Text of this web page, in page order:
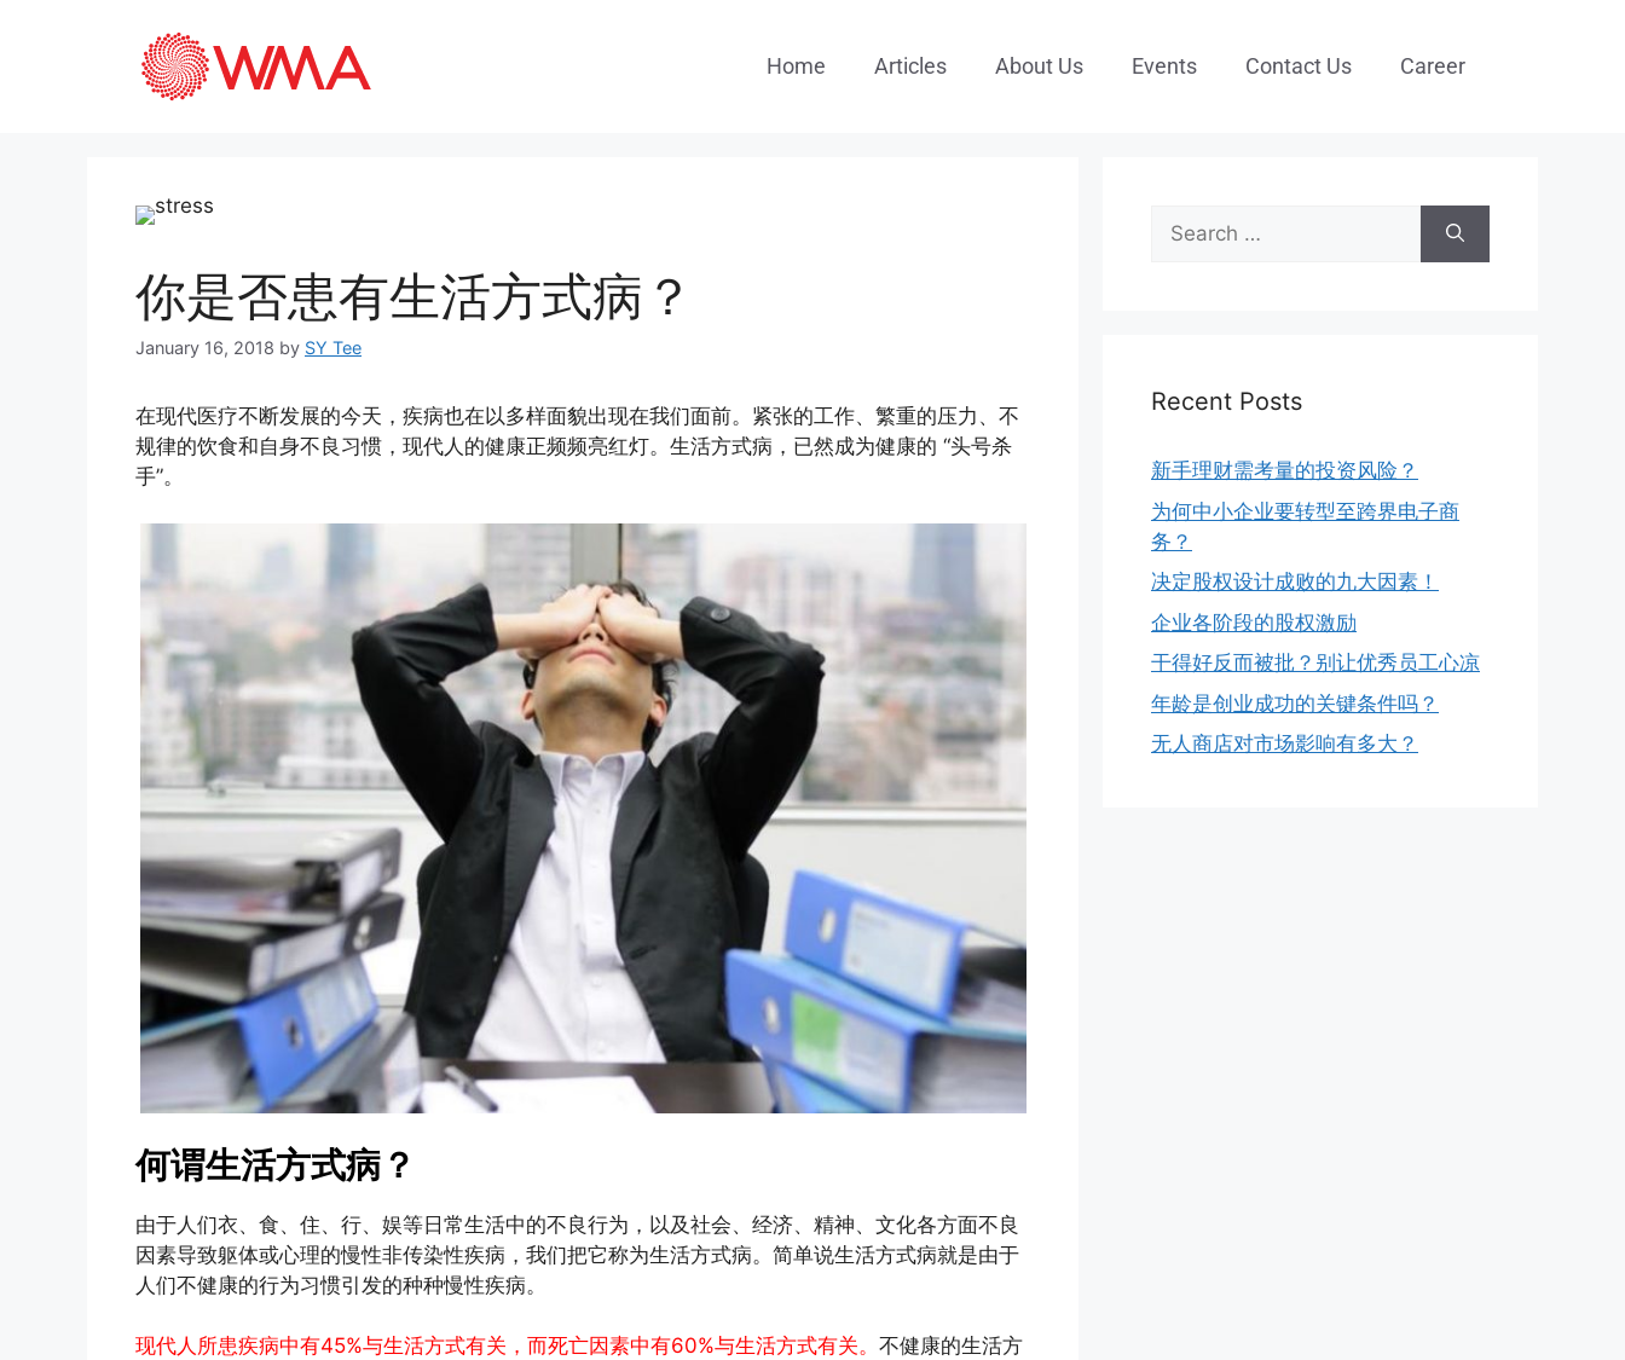
Home Articles About Us Events Contact Us Career
你是否患有生活方式病？
January 16, 2018 by SY Tee
在现代医疗不断发展的今天，疾病也在以多样面貌出现在我们面前。紧张的工作、繁重的压力、不
规律的饮食和自身不良习惯，现代人的健康正频频亮红灯。生活方式病，已然成为健康的 “头号杀
手”。
何谓生活方式病？
由于人们衣、食、住、行、娱等日常生活中的不良行为，以及社会、经济、精神、文化各方面不良
因素导致躯体或心理的慢性非传染性疾病，我们把它称为生活方式病。简单说生活方式病就是由于
人们不健康的行为习惯引发的种种慢性疾病。
现代人所患疾病中有45%与生活方式有关，而死亡因素中有60%与生活方式有关。 不健康的生活方
Recent Posts
新手理财需考量的投资风险？
为何中小企业要转型至跨界电子商
务？
决定股权设计成败的九大因素！
企业各阶段的股权激励
干得好反而被批？别让优秀员工心凉
年龄是创业成功的关键条件吗？
无人商店对市场影响有多大？